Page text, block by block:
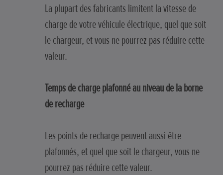
La plupart des fabricants limitent la vitesse de
charge de votre véhicule électrique, quel que soit
le chargeur, et vous ne pourrez pas réduire cette
valeur.
Temps de charge plafonné au niveau de la borne
de recharge
Les points de recharge peuvent aussi être
plafonnés, et quel que soit le chargeur, vous ne
pourrez pas réduire cette valeur.